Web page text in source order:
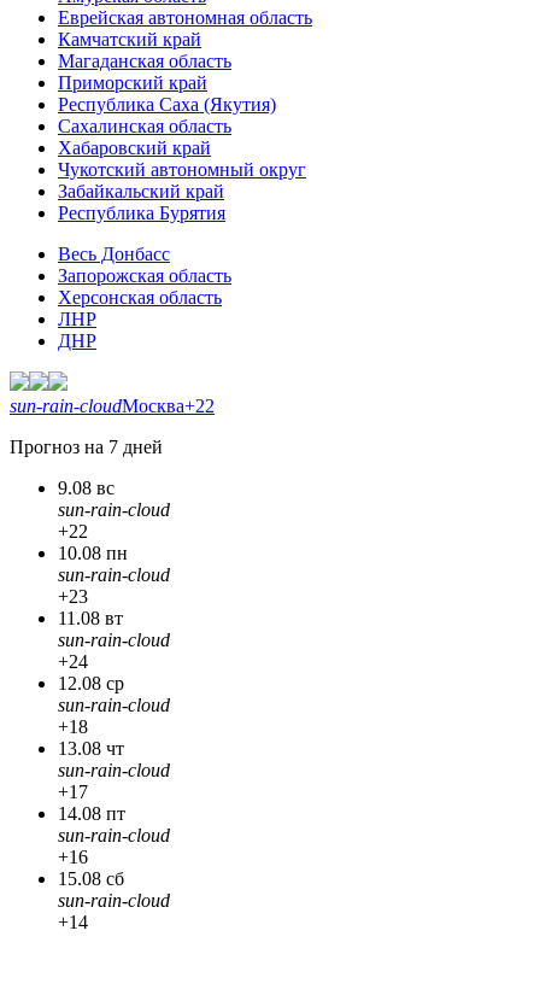
Еврейская автономная область
Камчатский край
Магаданская область
Приморский край
Республика Саха (Якутия)
Сахалинская область
Хабаровский край
Чукотский автономный округ
Забайкальский край
Республика Бурятия
Весь Донбасс
Запорожская область
Херсонская область
ЛНР
ДНР
sun-rain-cloudМосква+22
Прогноз на 7 дней
9.08 вс
sun-rain-cloud
+22
10.08 пн
sun-rain-cloud
+23
11.08 вт
sun-rain-cloud
+24
12.08 ср
sun-rain-cloud
+18
13.08 чт
sun-rain-cloud
+17
14.08 пт
sun-rain-cloud
+16
15.08 сб
sun-rain-cloud
+14